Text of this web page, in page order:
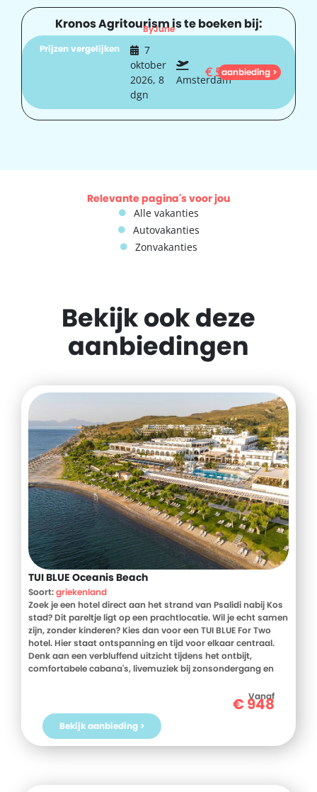
Kronos Agritourism is te boeken bij:
ByJune
Prijzen vergelijken
7
oktober
2026, 8
dgn
Amsterdam
€553
aanbieding >
Relevante pagina's voor jou
Alle vakanties
Autovakanties
Zonvakanties
Bekijk ook deze
aanbiedingen
TUI BLUE Oceanis Beach
Soort:griekenland
Zoek je een hotel direct aan het strand van Psalidi nabij Kos
stad? Dit pareltje ligt op een prachtlocatie. Wil je echt samen
zijn, zonder kinderen? Kies dan voor een TUI BLUE For Two
hotel. Hier staat ontspanning en tijd voor elkaar centraal.
Denk aan een verbluffend uitzicht tijdens het ontbijt,
comfortabele cabana's, livemuziek bij zonsondergang en
deelt. En voor nóg meer romantiek? Boek een suite met
Vanaf
€948
Bekijk aanbieding >